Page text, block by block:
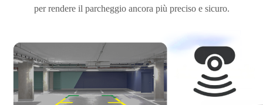
per rendere il parcheggio ancora più preciso e sicuro.